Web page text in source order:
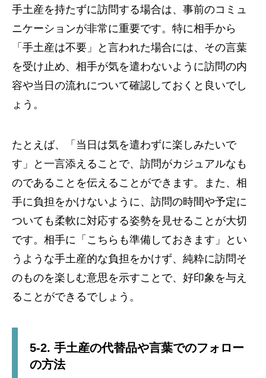
手土産を持たずに訪問する場合は、事前のコミュ
ニケーションが非常に重要です。特に相手から
「手土産は不要」と言われた場合には、その言葉
を受け止め、相手が気を遣わないように訪問の内
容や当日の流れについて確認しておくと良いでし
ょう。
たとえば、「当日は気を遣わずに楽しみたいで
す」と一言添えることで、訪問がカジュアルなも
のであることを伝えることができます。また、相
手に負担をかけないように、訪問の時間や予定に
ついても柔軟に対応する姿勢を見せることが大切
です。相手に「こちらも準備しておきます」とい
うような手土産的な負担をかけず、純粋に訪問そ
のものを楽しむ意思を示すことで、好印象を与え
ることができるでしょう。
5-2. 手土産の代替品や言葉でのフォロー
の方法